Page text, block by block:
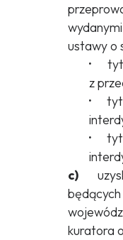
ustawy o
·
z
·
·
c)
będących
kuratora